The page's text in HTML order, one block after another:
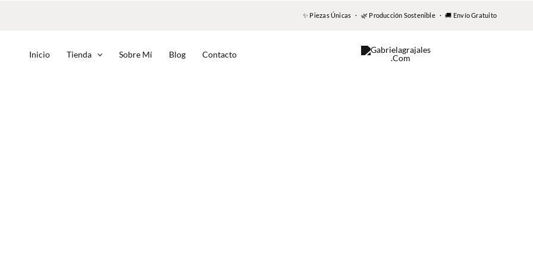
✨ Piezas Únicas · 🌿 Producción Sostenible · 🚚 Envío Gratuito
Inicio Tienda Sobre Mí Blog Contacto